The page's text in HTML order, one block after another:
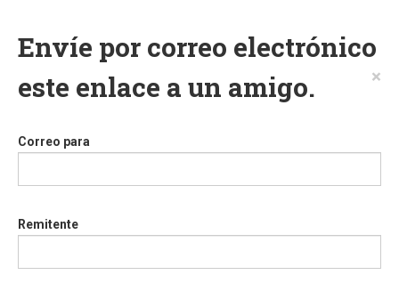
Envíe por correo electrónico
este enlace a un amigo.
×
Correo para
Remitente